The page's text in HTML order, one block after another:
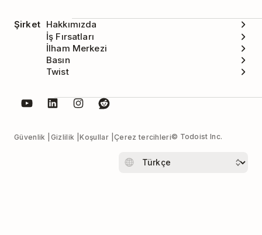
Şirket Hakkımızda
İş Fırsatları
İlham Merkezi
Basın
Twist
Güvenlik Gizlilik Koşullar Çerez tercihleri© Todoist Inc.